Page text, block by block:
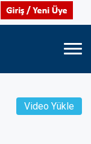
Video Yükle